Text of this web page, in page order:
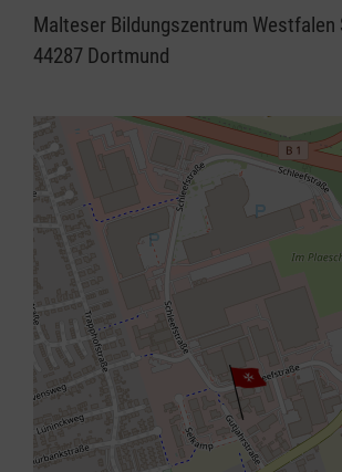
Malteser Bildungszentrum Westfalen
44287 Dortmund